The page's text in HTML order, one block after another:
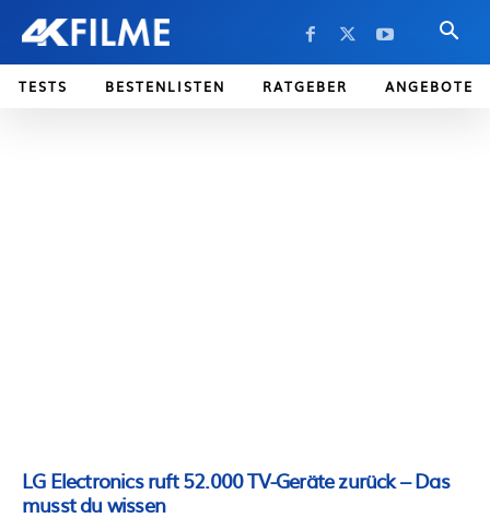
TESTS BESTENLISTEN RATGEBER ANGEBOTE
LG Electronics ruft 52.000 TV-Geräte zurück – Das
musst du wissen